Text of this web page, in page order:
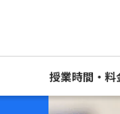
授業時間・料